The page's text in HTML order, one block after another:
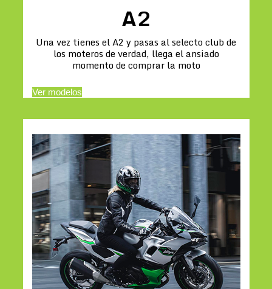
A2
Una vez tienes el A2 y pasas al selecto club de
los moteros de verdad, llega el ansiado
momento de comprar la moto
Ver modelos